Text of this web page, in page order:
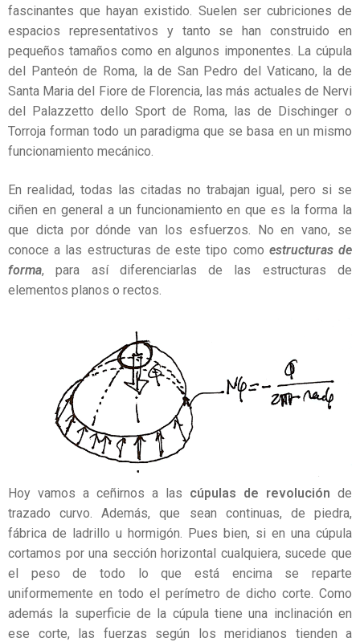
fascinantes que hayan existido. Suelen ser cubriciones de
espacios representativos y tanto se han construido en
pequeños tamaños como en algunos imponentes. La cúpula
del Panteón de Roma, la de San Pedro del Vaticano, la de
Santa Maria del Fiore de Florencia, las más actuales de Nervi
del Palazzetto dello Sport de Roma, las de Dischinger o
Torroja forman todo un paradigma que se basa en un mismo
funcionamiento mecánico.
En realidad, todas las citadas no trabajan igual, pero si se
ciñen en general a un funcionamiento en que es la forma la
que dicta por dónde van los esfuerzos. No en vano, se
conoce a las estructuras de este tipo como estructuras de
forma, para así diferenciarlas de las estructuras de
elementos planos o rectos.
Hoy vamos a ceñirnos a las cúpulas de revolución de
trazado curvo. Además, que sean continuas, de piedra,
fábrica de ladrillo u hormigón. Pues bien, si en una cúpula
cortamos por una sección horizontal cualquiera, sucede que
el peso de todo lo que está encima se reparte
uniformemente en todo el perímetro de dicho corte. Como
además la superficie de la cúpula tiene una inclinación en
ese corte, las fuerzas según los meridianos tienden a